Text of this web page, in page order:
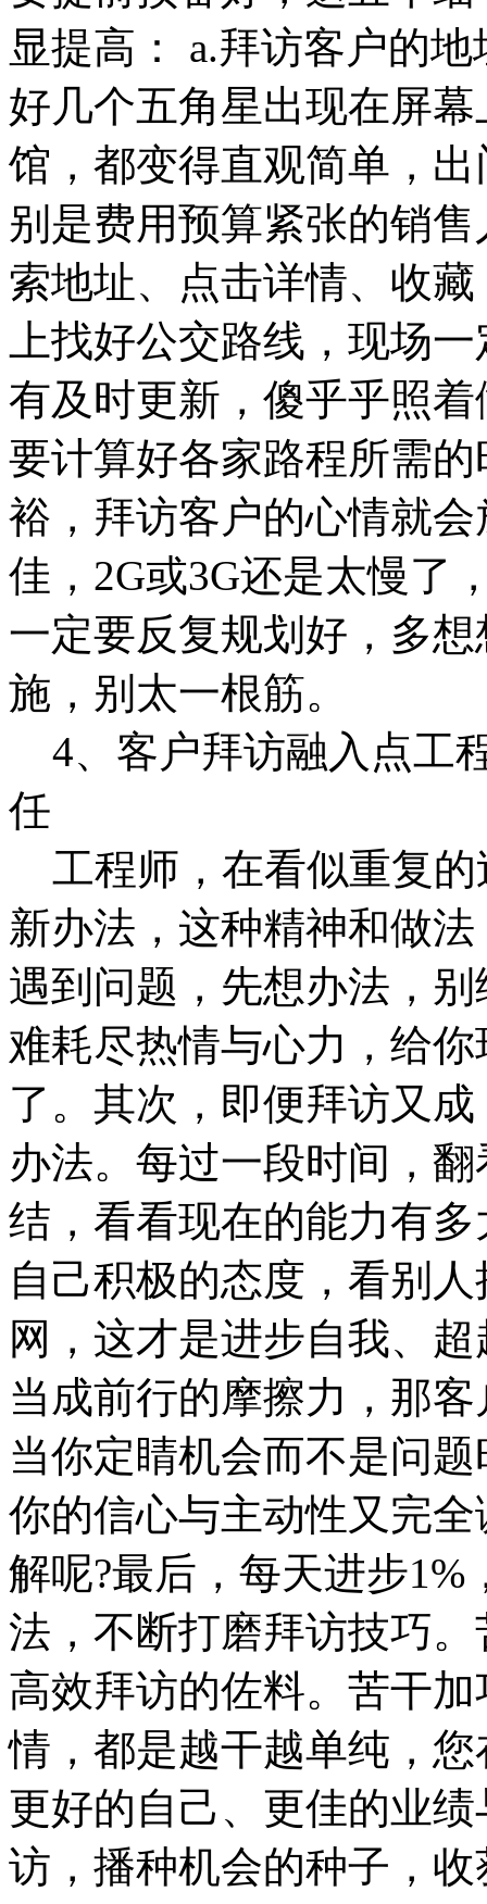
显提高： a.拜访客户的
好几个五角星出现在屏
馆，都变得直观简单，
别是费用预算紧张的销
索地址、点击详情、收
上找好公交路线，现场
有及时更新，傻乎乎照
要计算好各家路程所需
裕，拜访客户的心情就
佳，2G或3G还是太慢了
一定要反复规划好，多
施，别太一根筋。
4、客户拜访融入点工
任
工程师，在看似重复的
新办法，这种精神和做
遇到问题，先想办法，
难耗尽热情与心力，给
了。其次，即便拜访又
办法。每过一段时间，
结，看看现在的能力有
自己积极的态度，看别
网，这才是进步自我、
当成前行的摩擦力，那
当你定睛机会而不是问
你的信心与主动性又完
解呢?最后，每天进步
法，不断打磨拜访技巧
高效拜访的佐料。苦干
情，都是越干越单纯，
更好的自己、更佳的业
访，播种机会的种子，